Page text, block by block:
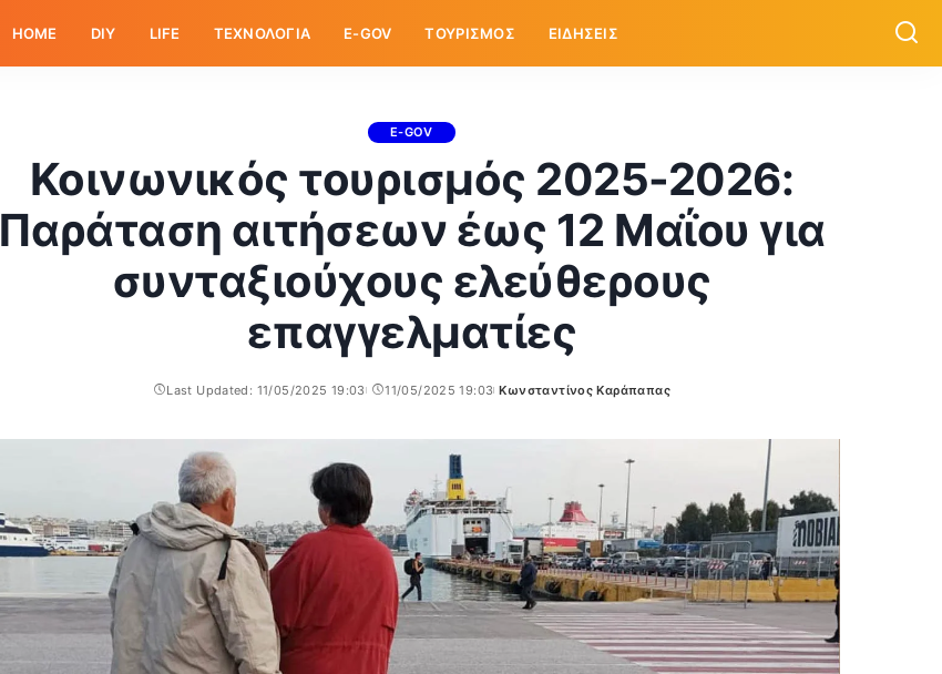
HOME DIY LIFE ΤΕΧΝΟΛΟΓΙΑ E-GOV ΤΟΥΡΙΣΜΟΣ ΕΙΔΗΣΕΙΣ
E-GOV
Κοινωνικός τουρισμός 2025-2026:
Παράταση αιτήσεων έως 12 Μαΐου για
συνταξιούχους ελεύθερους
επαγγελματίες
Last Updated: 11/05/2025 19:03 11/05/2025 19:03
Posted
Κωνσταντίνος Καράπαπας